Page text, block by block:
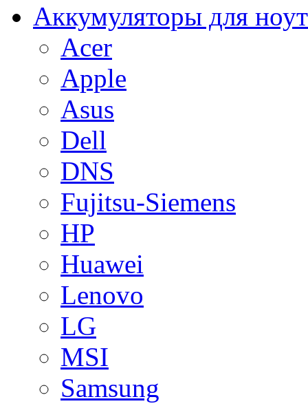
Аккумуляторы для
Acer
Apple
Asus
Dell
DNS
Fujitsu-Siemens
HP
Huawei
Lenovo
LG
MSI
Samsung